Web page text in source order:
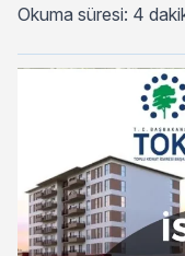
Okuma süresi: 4